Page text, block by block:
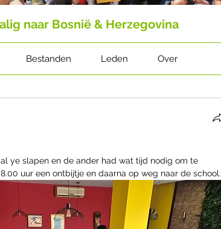
naar Bosnië & Herzegovina
Bestanden Leden Over
ye slapen en de ander had wat tijd nodig om te
uur een ontbijtje en daarna op weg naar de school.